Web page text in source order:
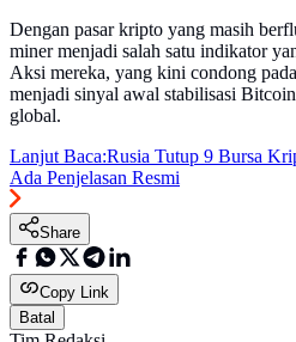
Dengan pasar kripto yang masih
miner menjadi salah satu indikator
Aksi mereka, yang kini condong
menjadi sinyal awal stabilisasi
global.
Lanjut Baca:Rusia Tutup 9 Bursa
Ada Penjelasan Resmi
Share
Copy Link
Batal